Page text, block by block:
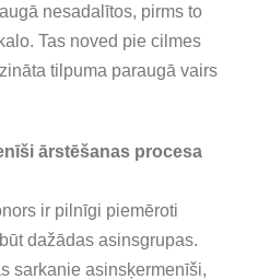
nesadalītos, pirms to
Tas noved pie cilmes
tilpuma paraugā vairs
ārstēšanas procesa
ir pilnīgi piemēroti
dažādas asinsgrupas.
sarkanie asinsķermenīši,